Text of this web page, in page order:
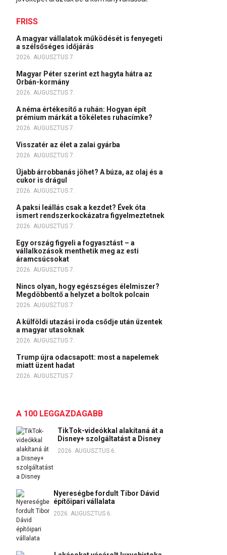
FRISS
A magyar vállalatok működését is fenyegeti
a szélsőséges időjárás
2026. AUGUSZTUS 7.
Magyar Péter szerint ezt hagyta hátra az
Orbán-kormány
2026. AUGUSZTUS 7.
A néma értékesítő a ruhán: Hogyan épít
prémium márkát a tökéletes ruhacímke?
2026. AUGUSZTUS 7.
Visszatér az élet a zalai gyárba
2026. AUGUSZTUS 7.
Újabb árrobbanás jöhet? A búza, az olaj és a
cukor is drágul
2026. AUGUSZTUS 7.
A paksi leállás csak a kezdet? Évek óta
ismert rendszerkockázatra figyelmeztetnek
2026. AUGUSZTUS 7.
Egy ország figyeli a fogyasztást – a
vállalkozások menthetik meg az esti
áramcsúcsokat
2026. AUGUSZTUS 7.
Nincs olyan, hogy egészséges élelmiszer?
Megdöbbentő a helyzet a boltok polcain
2026. AUGUSZTUS 7.
A külföldi utazási iroda csődje után üzentek
a magyar utasoknak
2026. AUGUSZTUS 7.
Trump újra odacsapott: most a napelemek
miatt üzent hadat
2026. AUGUSZTUS 7.
A 100 LEGGAZDAGABB
TikTok-videókkal alakítaná át a
Disney+ szolgáltatást a Disney
2026. AUGUSZTUS 6.
Nyereségbe fordult Tibor Dávid
építőipari vállalata
2026. AUGUSZTUS 6.